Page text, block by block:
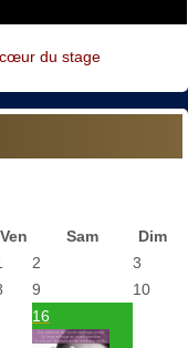
du stage
Ven Sam
Dim
2
3
9 10
16